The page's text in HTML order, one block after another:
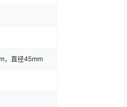
，直径45mm